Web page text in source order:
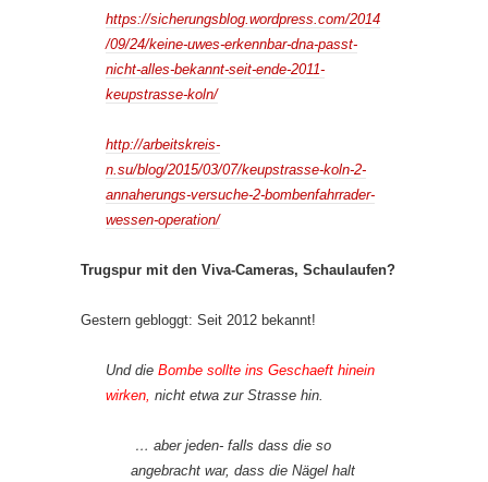
https://sicherungsblog.wordpress.com/2014
/09/24/keine-uwes-erkennbar-dna-passt-
nicht-alles-bekannt-seit-ende-2011-
keupstrasse-koln/
http://arbeitskreis-
n.su/blog/2015/03/07/keupstrasse-koln-2-
annaherungs-versuche-2-bombenfahrrader-
wessen-operation/
Trugspur mit den Viva-Cameras, Schaulaufen?
Gestern gebloggt: Seit 2012 bekannt!
Und die Bombe sollte ins Geschaeft hinein
wirken, nicht etwa zur Strasse hin.
… aber jeden- falls dass die so
angebracht war, dass die Nägel halt